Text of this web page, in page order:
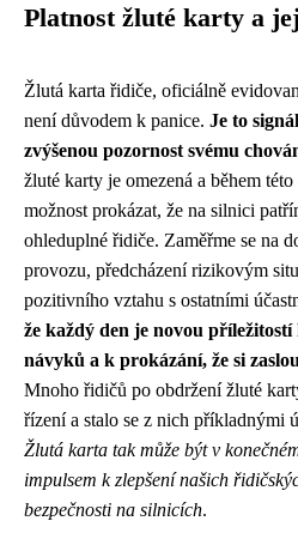
Platnost žluté karty a
Žlutá karta řidiče, oficiálně
není důvodem k panice. Je to
zvýšenou pozornost svému
žluté karty je omezená a během
možnost prokázat, že na silnici
ohleduplné řidiče. Zaměřme se na
provozu, předcházení rizikovým
pozitivního vztahu s ostatními
že každý den je novou příležitostí
návyků a k prokázání, že si
Mnoho řidičů po obdržení žluté
řízení a stalo se z nich příkladnými
Žlutá karta tak může být v
impulsem k zlepšení našich
bezpečnosti na silnicích.